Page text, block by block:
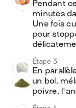
Pendant
minutes
Une fois
pour
Étape 3
En
un bol,
poivre,